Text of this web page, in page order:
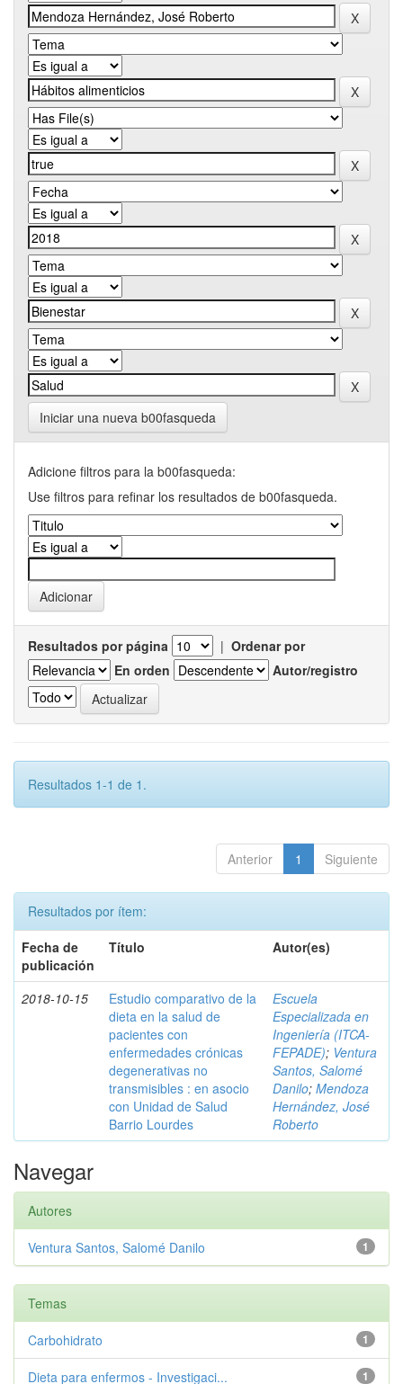
Iniciar una nueva b00fasqueda
Adicione filtros para la b00fasqueda:
Use filtros para refinar los resultados de b00fasqueda.
Resultados por página | Ordenar por
En orden
Autor/registro
Resultados 1-1 de 1.
Anterior 1 Siguiente
Resultados por ítem:
Fecha de
publicación
Título Autor(es)
2018-10-15
Estudio comparativo de la
dieta en la salud de
pacientes con
enfermedades crónicas
degenerativas no
transmisibles : en asocio
con Unidad de Salud
Barrio Lourdes
Escuela
Especializada en
Ingeniería (ITCA-
FEPADE); Ventura
Santos, Salomé
Danilo; Mendoza
Hernández, José
Roberto
Navegar
Autores
1
Ventura Santos, Salomé Danilo
Temas
1
Carbohidrato
1
Dieta para enfermos - Investigaci...